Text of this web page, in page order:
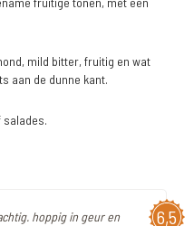
mild bitter, fruitig en wat
aan de dunne kant.
salades.
6,5
hoppig in geur en